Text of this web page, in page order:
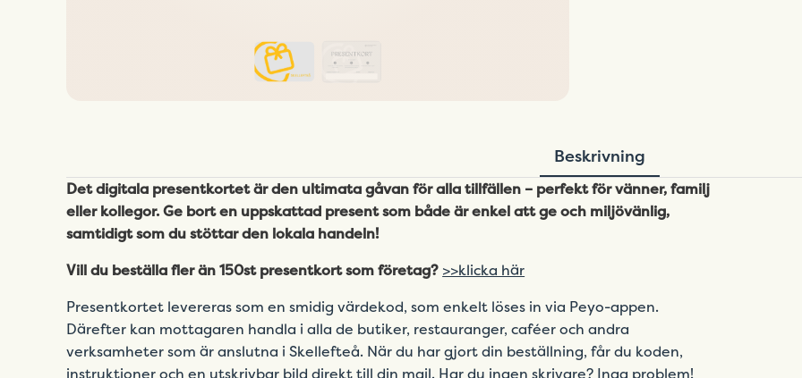
Beskrivning
Det digitala presentkortet är den ultimata gåvan för alla tillfällen – perfekt för vänner, familj
eller kollegor. Ge bort en uppskattad present som både är enkel att ge och miljövänlig,
samtidigt som du stöttar den lokala handeln!
Vill du beställa fler än 150st presentkort som företag? >>klicka här
Presentkortet levereras som en smidig värdekod, som enkelt löses in via Peyo-appen.
Därefter kan mottagaren handla i alla de butiker, restauranger, caféer och andra
verksamheter som är anslutna i Skellefteå. När du har gjort din beställning, får du koden,
instruktioner och en utskrivbar bild direkt till din mail. Har du ingen skrivare? Inga problem!